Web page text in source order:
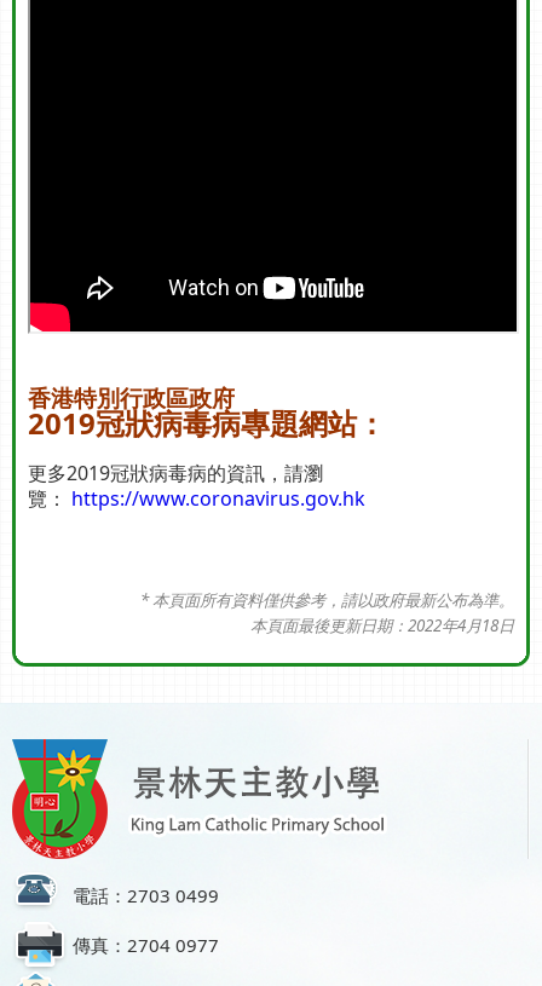
香港特別行政區政府
2019冠狀病毒病專題網站：
更多2019冠狀病毒病的資訊，請瀏
覽： https://www.coronavirus.gov.hk
* 本頁面所有資料僅供參考，請以政府最新公布為準。
本頁面最後更新日期：2022年4月18日
電話：2703 0499
傳真：2704 0977